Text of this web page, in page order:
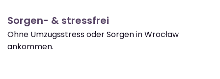
Sorgen- & stressfrei
Ohne Umzugsstress oder Sorgen in Wrocław
ankommen.